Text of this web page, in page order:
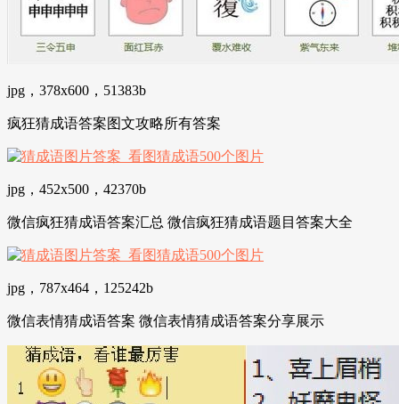
jpg，378x600，51383b
疯狂猜成语答案图文攻略所有答案
jpg，452x500，42370b
微信疯狂猜成语答案汇总 微信疯狂猜成语题目答案大全
jpg，787x464，125242b
微信表情猜成语答案 微信表情猜成语答案分享展示